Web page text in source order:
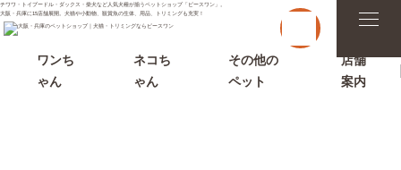
チワワ・トイプードル・ダックス・柴犬など人気犬種が揃うペットショップ「ピースワン」。
大阪・兵庫に15店舗展開。犬猫や小動物、観賞魚の生体、用品、トリミングも充実！
t
o
g
ワンち
ゃん
ネコち
ゃん
その他の
ペット
店舗
案内